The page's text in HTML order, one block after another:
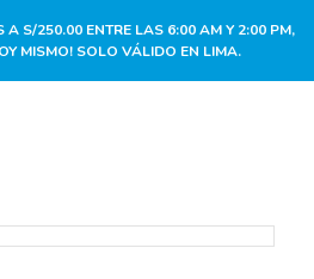
A S/250.00 ENTRE LAS 6:00 AM Y 2:00 PM,
MISMO! SOLO VÁLIDO EN LIMA.